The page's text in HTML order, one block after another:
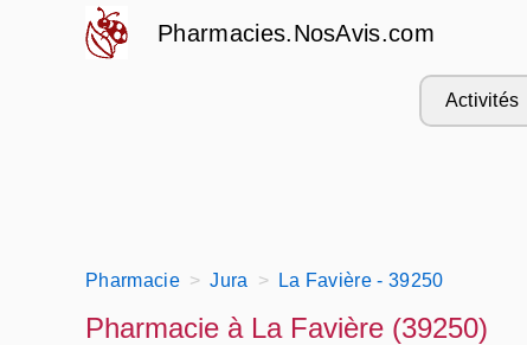
Pharmacies.NosAvis.com
Activités
Pharmacie Jura La Favière - 39250
Pharmacie à La Favière (39250)